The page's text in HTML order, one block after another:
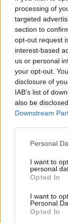
processing of
targeted
section to
opt-out request
interest-based
us or personal
your opt-out.
disclosure of
IAB’s list of
also be
Downstream
Please note
not limited to
grant or deny
use your data
consent section.
Personal
I want to
personal
Opted In
I want to
Personal
Opted In
a látás
autót,
a Tesla
hálózatnak
Jön a